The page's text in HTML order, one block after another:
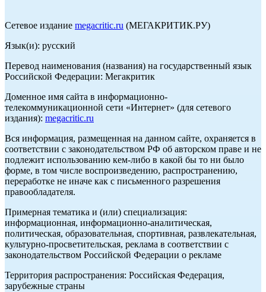
Сетевое издание megacritic.ru (МЕГАКРИТИК.РУ)
Язык(и): русский
Перевод наименования (названия) на государственный язык
Российской Федерации: Мегакритик
Доменное имя сайта в информационно-
телекоммуникационной сети «Интернет» (для сетевого
издания): megacritic.ru
Вся информация, размещенная на данном сайте, охраняется в
соответствии с законодательством РФ об авторском праве и не
подлежит использованию кем-либо в какой бы то ни было
форме, в том числе воспроизведению, распространению,
переработке не иначе как с письменного разрешения
правообладателя.
Примерная тематика и (или) специализация:
информационная, информационно-аналитическая,
политическая, образовательная, спортивная, развлекательная,
культурно-просветительская, реклама в соответствии с
законодательством Российской Федерации о рекламе
Территория распространения: Российская Федерация,
зарубежные страны